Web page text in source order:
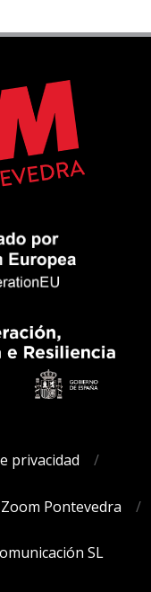
privacidad
Pontevedra
SL